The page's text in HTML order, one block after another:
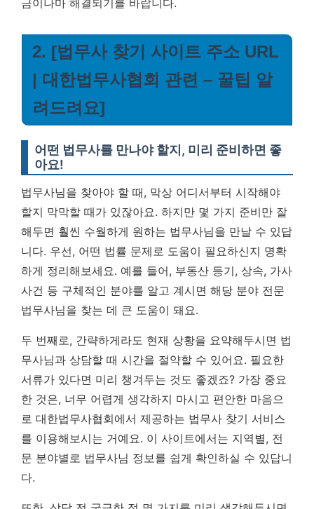
금이나마 해결되기를 바랍니다.
2. [법무사 찾기 사이트 주소 URL
| 대한법무사협회 관련 – 꿀팁 알
려드려요]
어떤 법무사를 만나야 할지, 미리 준비하면 좋
아요!
법무사님을 찾아야 할 때, 막상 어디서부터 시작해야
할지 막막할 때가 있잖아요. 하지만 몇 가지 준비만 잘
해두면 훨씬 수월하게 원하는 법무사님을 만날 수 있답
니다. 우선, 어떤 법률 문제로 도움이 필요하신지 명확
하게 정리해보세요. 예를 들어, 부동산 등기, 상속, 가사
사건 등 구체적인 분야를 알고 계시면 해당 분야 전문
법무사님을 찾는 데 큰 도움이 돼요.
두 번째로, 간략하게라도 현재 상황을 요약해두시면 법
무사님과 상담할 때 시간을 절약할 수 있어요. 필요한
서류가 있다면 미리 챙겨두는 것도 좋겠죠? 가장 중요
한 것은, 너무 어렵게 생각하지 마시고 편안한 마음으
로 대한법무사협회에서 제공하는 법무사 찾기 서비스
를 이용해보시는 거예요. 이 사이트에서는 지역별, 전
문 분야별로 법무사님 정보를 쉽게 확인하실 수 있답니
다.